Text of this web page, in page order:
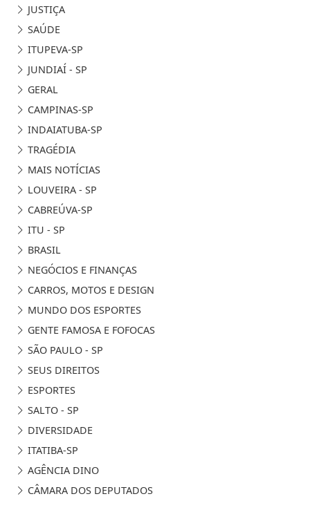
JUSTIÇA
SAÚDE
ITUPEVA-SP
JUNDIAÍ - SP
GERAL
CAMPINAS-SP
INDAIATUBA-SP
TRAGÉDIA
MAIS NOTÍCIAS
LOUVEIRA - SP
CABREÚVA-SP
ITU - SP
BRASIL
NEGÓCIOS E FINANÇAS
CARROS, MOTOS E DESIGN
MUNDO DOS ESPORTES
GENTE FAMOSA E FOFOCAS
SÃO PAULO - SP
SEUS DIREITOS
ESPORTES
SALTO - SP
DIVERSIDADE
ITATIBA-SP
AGÊNCIA DINO
CÂMARA DOS DEPUTADOS